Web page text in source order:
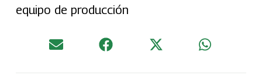
equipo de producción